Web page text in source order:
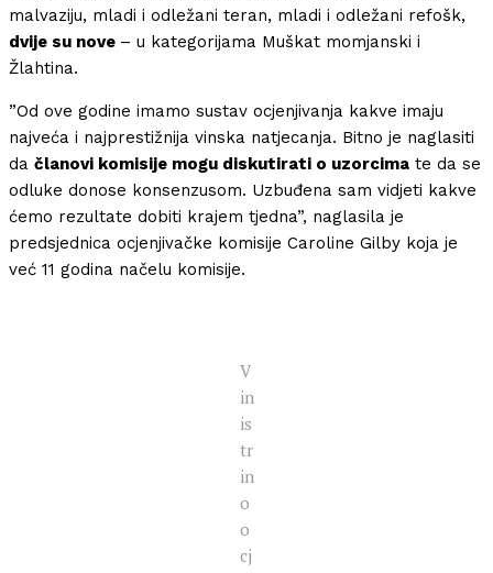
malvaziju, mladi i odležani teran, mladi i odležani refošk,
dvije su nove – u kategorijama Muškat momjanski i
Žlahtina.
”Od ove godine imamo sustav ocjenjivanja kakve imaju
najveća i najprestižnija vinska natjecanja. Bitno je naglasiti
da članovi komisije mogu diskutirati o uzorcima te da se
odluke donose konsenzusom. Uzbuđena sam vidjeti kakve
ćemo rezultate dobiti krajem tjedna”, naglasila je
predsjednica ocjenjivačke komisije Caroline Gilby koja je
već 11 godina načelu komisije.
V
in
is
tr
in
o
o
cj